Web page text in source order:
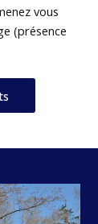
vous
(présence